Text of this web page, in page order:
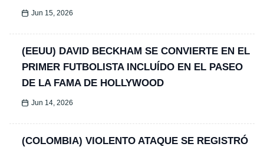
Jun 15, 2026
(EEUU) DAVID BECKHAM SE CONVIERTE EN EL
PRIMER FUTBOLISTA INCLUÍDO EN EL PASEO
DE LA FAMA DE HOLLYWOOD
Jun 14, 2026
(COLOMBIA) VIOLENTO ATAQUE SE REGISTRÓ